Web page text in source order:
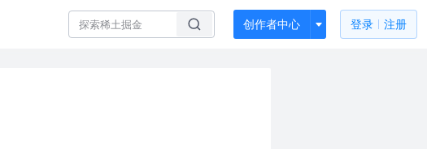
创作者中心 登录 注册